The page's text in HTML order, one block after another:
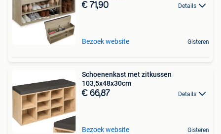
€ 71,90 Details
Bezoek website Gisteren
Schoenenkast met zitkussen
103,5x48x30cm
€ 66,87 Details
Bezoek website Gisteren